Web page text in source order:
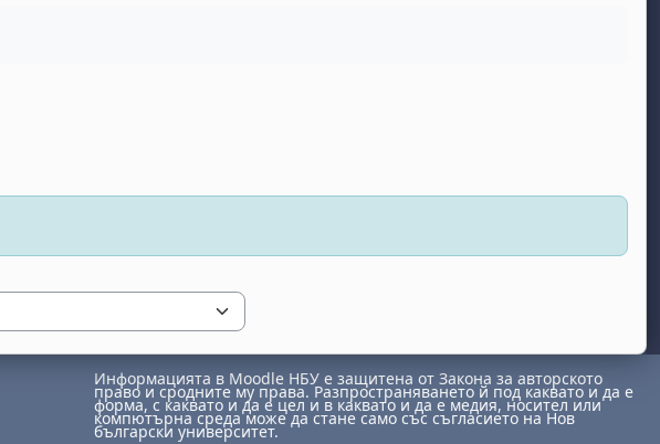
Информацията в Moodle НБУ е защитена от Закона за авторското
право и сродните му права. Разпространяването й под каквато и да е
форма, с каквато и да е цел и в каквато и да е медия, носител или
компютърна среда може да стане само със съгласието на Нов
български университет.